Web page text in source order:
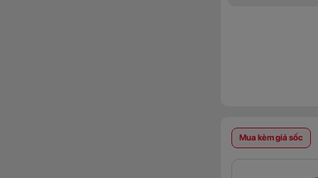
Mua kèm giá sốc